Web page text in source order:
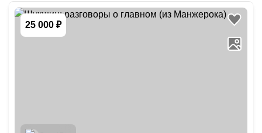
25 000 ₽